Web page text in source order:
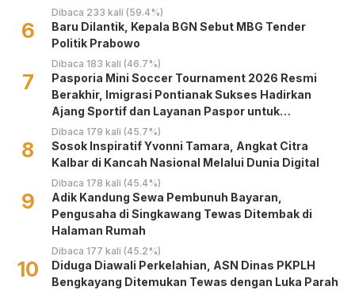
Dibaca 233 kali (59.4%)
6
Baru Dilantik, Kepala BGN Sebut MBG Tender
Politik Prabowo
Dibaca 183 kali (46.7%)
7
Pasporia Mini Soccer Tournament 2026 Resmi
Berakhir, Imigrasi Pontianak Sukses Hadirkan
Ajang Sportif dan Layanan Paspor untuk
Masyarakat
Dibaca 179 kali (45.7%)
8
‎Sosok Inspiratif Yvonni Tamara, Angkat Citra
Kalbar di Kancah Nasional Melalui Dunia Digital ‎
Dibaca 178 kali (45.4%)
9
Adik Kandung Sewa Pembunuh Bayaran,
Pengusaha di Singkawang Tewas Ditembak di
Halaman Rumah
Dibaca 177 kali (45.2%)
10
Diduga Diawali Perkelahian, ASN Dinas PKPLH
Bengkayang Ditemukan Tewas dengan Luka Parah